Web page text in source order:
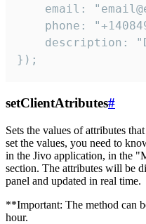
email:
phone:
description:
});
setClientAtributes#
Sets the values ​​of attributes
set the values, you need to
in the Jivo application, in the
section. The attributes will be
panel and updated in real time.
**Important: The method can
hour.